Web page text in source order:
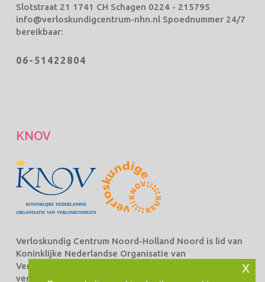
Slotstraat 21 1741 CH Schagen 0224 - 215795
info@verloskundigcentrum-nhn.nlSpoednummer 24/7
bereikbaar:
06-51422804
KNOV
Verloskundig Centrum Noord-Holland Noord is lid van
Koninklijke Nederlandse Organisatie van
Verloskundigen Beroepsorganisatie van en voor
verloskundigen (KNOV) en staat ingeschreven bij het
x